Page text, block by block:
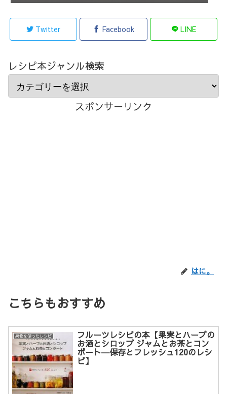
Twitter Facebook LINE
レシピ本ジャンル検索
スポンサーリンク
はに。
こちらもおすすめ
果物を使ったレシピ フルーツレシピの本【果実とハーブの
お酒とシロップ ジャムとお茶とコン
ポート―保存とフレッシュ120のレシ
ピ】